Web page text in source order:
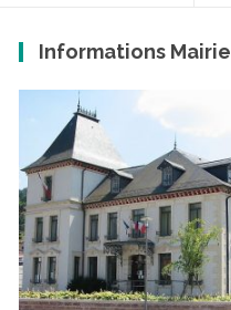
Informations Mairie